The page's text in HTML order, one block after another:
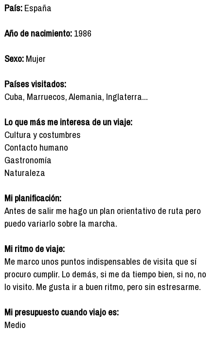
País:España
Año de nacimiento:1986
Sexo:Mujer
Países visitados:
Cuba, Marruecos, Alemania, Inglaterra...
Lo que más me interesa de un viaje:
Cultura y costumbres
Contacto humano
Gastronomía
Naturaleza
Mi planificación:
Antes de salir me hago un plan orientativo de ruta pero
puedo variarlo sobre la marcha.
Mi ritmo de viaje:
Me marco unos puntos indispensables de visita que sí
procuro cumplir. Lo demás, si me da tiempo bien, si no, no
lo visito. Me gusta ir a buen ritmo, pero sin estresarme.
Mi presupuesto cuando viajo es:
Medio